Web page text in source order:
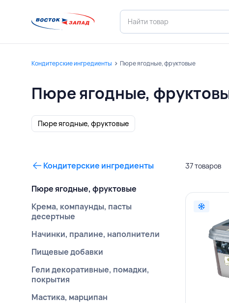
Кондитерские ингредиенты Пюре ягодные, фруктовые
Пюре ягодные,
Пюре ягодные, фруктовые
Кондитерские ингредиенты
Пюре ягодные, фруктовые
Крема, компаунды, пасты
десертные
Начинки, пралине, наполнители
Пищевые добавки
Гели декоративные, помадки,
покрытия
Мастика, марципан
37 товаров